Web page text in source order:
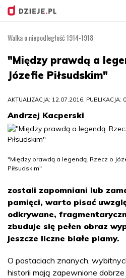
Walka o niepodległość 1914-1918
"Między prawdą a
Józefie Piłsudskim"
AKTUALIZACJA: 12.07.2016, PUBLIKACJA:
Andrzej Kacperski
"Między prawdą a legendą. Rzecz o
Piłsudskim"
zostali zapomniani lub
pamięci, warto pisać
odkrywane,
zbuduje się pełen obraz
jeszcze liczne białe plamy.
O postaciach znanych,
historii mają zapewnione